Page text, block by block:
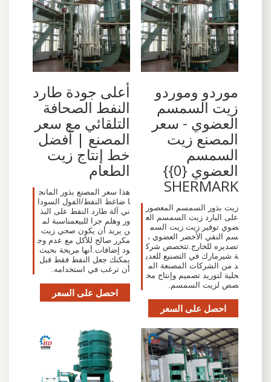
موردو وموردو
زيت السمسم
العضوي - سعر
المصنع زيت
السمسم
العضوي {0}}
SHERMARK
زيت بذور السمسم المعصور
على البارد زيت السمسم الع
ضوي توفير زيت زيت السم
سم النقي الأخضر العضوي ،
تصديره للخارج.تتخصص شرك
ة شيرمارك في التصنيع للعدي
د من الشركات المصنعة الم
حلية لتوريد تصميم وإنتاج مخ
صص لزيت السمسم.
احصل على السعر
أعلى جودة طارد
النفط الصحافة
التلقائي مع سعر
المصنع | أفضل
خط إنتاج زيت
الطعام
هذا سعر المصنع بذور المانج
ا ضاغط النفط/الفول السودا
ني آلة طارد النفط على البذ
ور وهلم جرا للبيعمناسبة لم
ن يريد أن يكون صحي زيت
مكرر صالح للأكل مع عدم وج
ود إضافات.أنها مريحة بحيث
يمكنك جعل النفط فقط قبل
أن ترغب في استخدامه.
احصل على السعر